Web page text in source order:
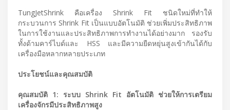
TungJetShrink คือเครื่อง Shrink Fit ชนิดใหม่ที่ทำให้
กระบวนการ Shrink Fit เป็นแบบอัตโนมัติ ช่วยเพิ่มประสิทธิภาพ
ในการใช้งานและประสิทธิภาพการทำงานได้อย่างมาก รองรับ
ทั้งด้ามคาร์ไบด์และ HSS และมีความยืดหยุ่นสูงเข้ากันได้กับ
เครื่องมือหลากหลายประเภท
ประโยชน์และคุณสมบัติ
คุณสมบัติ 1: ระบบ Shrink Fit อัตโนมัติ ช่วยให้การเตรียม
เครื่องจักรมีประสิทธิภาพสูง